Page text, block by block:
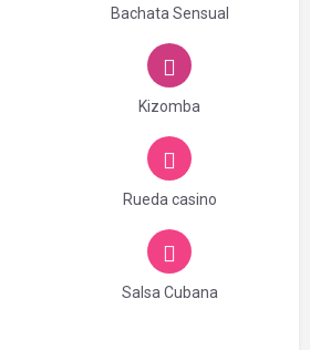
Bachata Sensual
Kizomba
Rueda casino
Salsa Cubana